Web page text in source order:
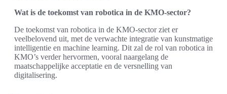
Wat is de toekomst van robotica in de KMO-sector?
De toekomst van robotica in de KMO-sector ziet er
veelbelovend uit, met de verwachte integratie van kunstmatige
intelligentie en machine learning. Dit zal de rol van robotica in
KMO’s verder hervormen, vooral naargelang de
maatschappelijke acceptatie en de versnelling van
digitalisering.